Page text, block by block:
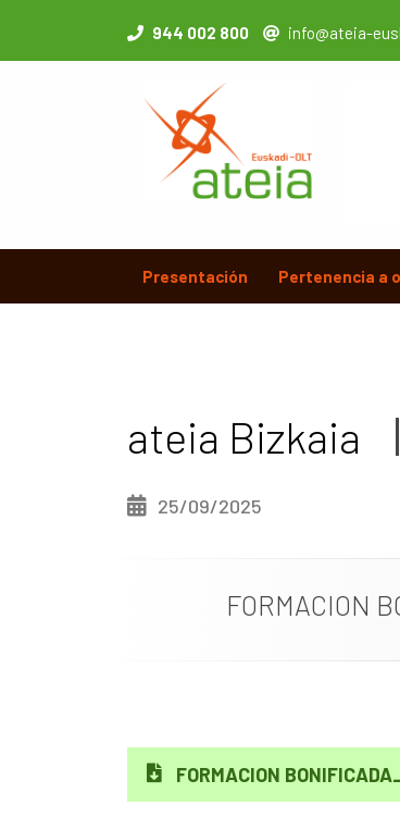
944 002 800 info@ateia-
Presentación Pertenencia a
ateia Bizkaia
25/09/2025
FORMACION
FORMACION